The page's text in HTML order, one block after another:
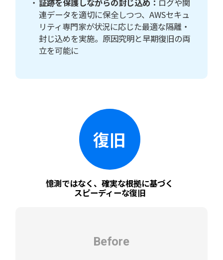
証跡を保護しながらの封じ込め： ログや関
連データを適切に保全しつつ、AWSセキュ
リティ専門家が状況に応じた最適な隔離・
封じ込めを実施。原因究明と早期復旧の両
立を可能に
復旧
憶測ではなく、確実な根拠に基づく
スピーディーな復旧
Before